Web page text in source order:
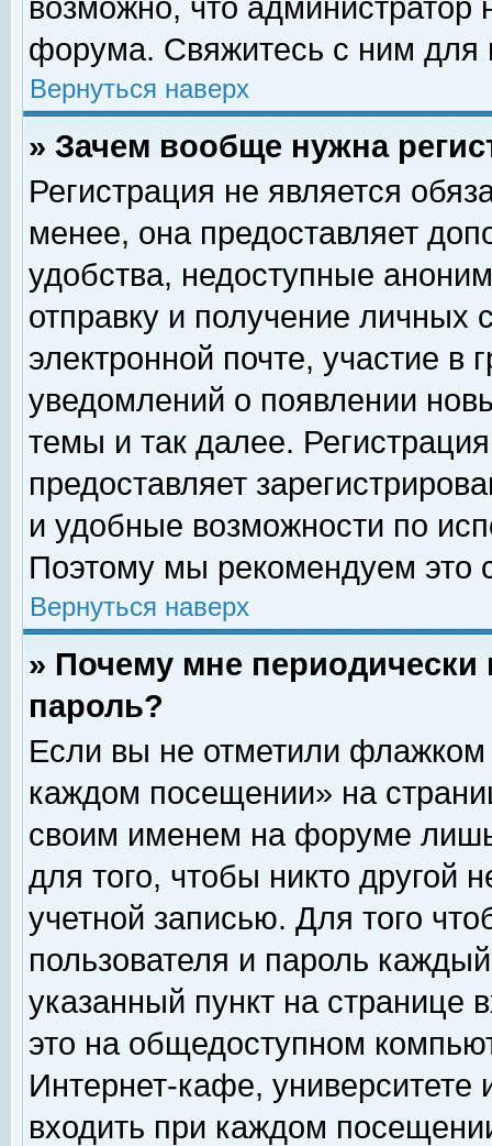
возможно, что
форума. Свяжитесь с ним для
Вернуться наверх
» Зачем вообще нужна
Регистрация не является
менее, она предоставляет
удобства, недоступные
отправку и получение личных
электронной почте, участие в
уведомлений о появлении
темы и так далее.
предоставляет
и удобные возможности по
Поэтому мы рекомендуем это
Вернуться наверх
» Почему мне
пароль?
Если вы не отметили флажком
каждом посещении» на
своим именем на форуме
для того, чтобы никто другой
учетной записью. Для того
пользователя и пароль
указанный пункт на
это на общедоступном
Интернет-кафе, университете
входить при каждом